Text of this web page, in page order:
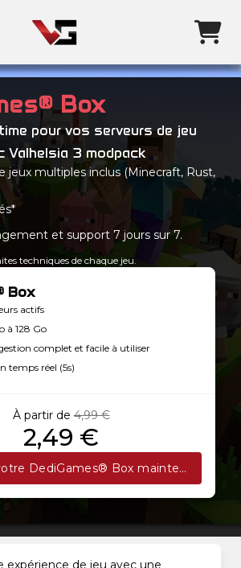
Box
pour vos serveurs de jeu
Valhelsia 3 modpack
jeux multiples inclus (Minecraft, Rust,
et support 7 jours sur 7.
techniques de chaque jeu.
Box
actifs
à 128 Go
complet et facile à utiliser
temps réel (5s)
À partir de 4,99 €
2,49 €
Prenez votre DediGames® Box maintenant !
expérience de jeu avec une